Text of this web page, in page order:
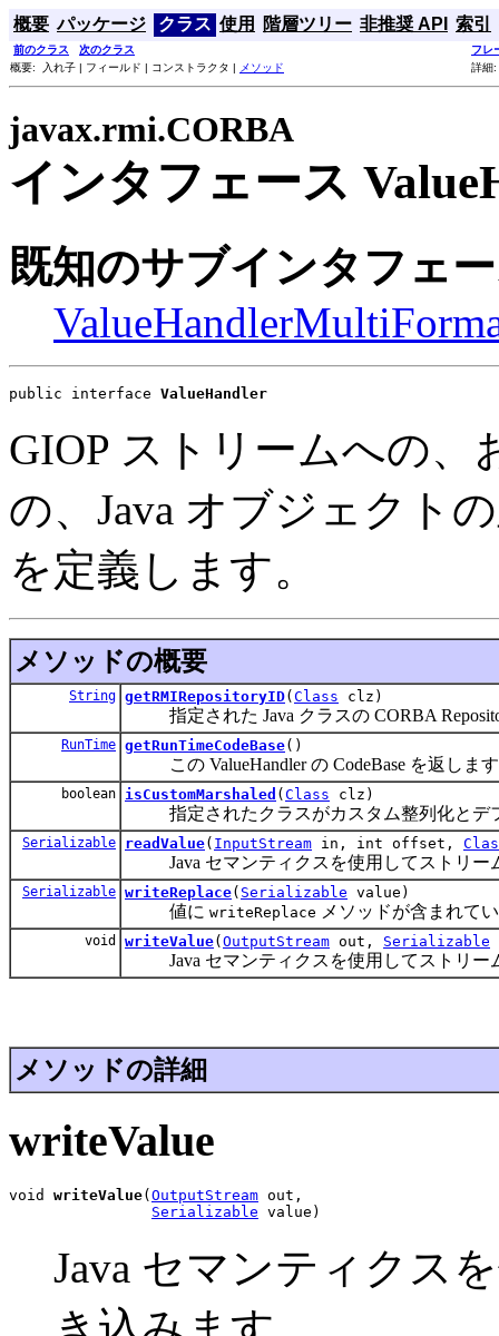
概要 パッケージ クラス 使用 階層ツリー 非推奨 API 索引
前のクラス 次のクラス
フレ
概要: 入れ子 | フィールド | コンストラクタ |
メソッド 詳細
javax.rmi.CORBA
インタフェース
既知のサブインタフェ
public interface ValueHandler
GIOP ストリームへの、
の、Java オブジェクト
を定義します。
メソッドの概要
String getRMIRepositoryID( Class clz)
指定された Java クラスの CORBA
RunTime getRunTimeCodeBase()
この ValueHandler の CodeBase を返しま
boolean isCustomMarshaled ( Class clz)
指定されたクラスがカスタム整列化とデ
Serializable readValue( InputStream in, int offset,
Java セマンティクスを使用してストリー
Serializable writeReplace( Serializable value)
値に writeReplace メソッドが含まれて
void writeValue( OutputStream out, Serializable
Java セマンティクスを使用してストリー
メソッドの詳細
writeValue
void writeValue( OutputStream out,
Serializable value)
Java セマンティクス